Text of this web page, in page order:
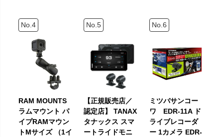
RAM MOUNTS
ラムマウント パ
イプRAMマウン
トMサイズ （1イ
【正規販売店／
認定店】 TANAX
タナックス スマ
ートライドモニ
ミツバサンコー
ワ EDR-11A ド
ライブレコーダ
ー 1カメラ EDR-